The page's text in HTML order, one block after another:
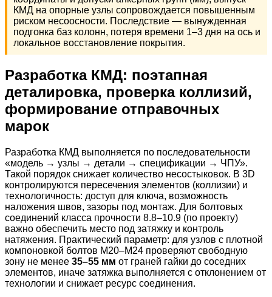
КМД на опорные узлы сопровождается повышенным
риском несоосности. Последствие — вынужденная
подгонка баз колонн, потеря времени 1–3 дня на ось и
локальное восстановление покрытия.
Разработка КМД: поэтапная
деталировка, проверка коллизий,
формирование отправочных
марок
Разработка КМД выполняется по последовательности
«модель → узлы → детали → спецификации → ЧПУ».
Такой порядок снижает количество несостыковок. В 3D
контролируются пересечения элементов (коллизии) и
технологичность: доступ для ключа, возможность
наложения швов, зазоры под монтаж. Для болтовых
соединений класса прочности 8.8–10.9 (по проекту)
важно обеспечить место под затяжку и контроль
натяжения. Практический параметр: для узлов с плотной
компоновкой болтов М20–М24 проверяют свободную
зону не менее 35–55 мм от граней гайки до соседних
элементов, иначе затяжка выполняется с отклонением от
технологии и снижает ресурс соединения.